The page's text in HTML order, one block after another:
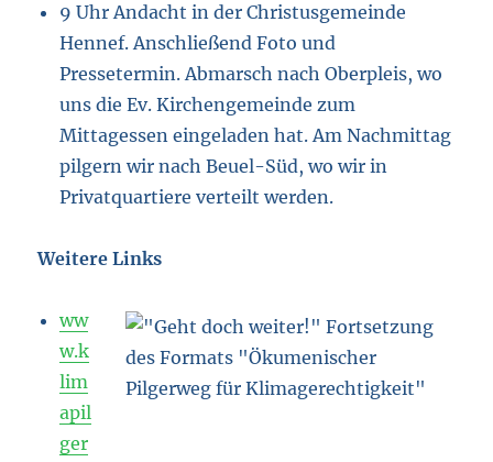
9 Uhr Andacht in der Christusgemeinde
Hennef. Anschließend Foto und
Pressetermin. Abmarsch nach Oberpleis, wo
uns die Ev. Kirchengemeinde zum
Mittagessen eingeladen hat. Am Nachmittag
pilgern wir nach Beuel-Süd, wo wir in
Privatquartiere verteilt werden.
Weitere Links
ww
w.k
lim
apil
ger